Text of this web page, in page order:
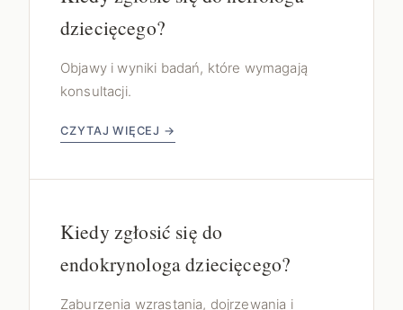
dziecięcego?
Objawy i wyniki badań, które wymagają
konsultacji.
CZYTAJ WIĘCEJ →
Kiedy zgłosić się do
endokrynologa dziecięcego?
Zaburzenia wzrastania, dojrzewania i